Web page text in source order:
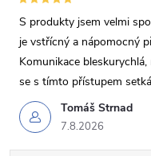
Tomáš Strnad
7.8.2026
S produkty jsem velmi
je vstřícný a nápomocný
Komunikace
se s tímto přístupem